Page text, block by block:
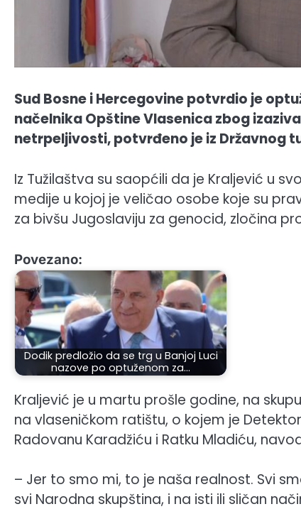
Sud Bosne i Hercegovine potvrdio je
načelnika Opštine Vlasenica zbog
netrpeljivosti, potvrđeno je iz Državnog
Iz Tužilaštva su saopćili da je Kraljević u
medije u kojoj je veličao osobe koje su
za bivšu Jugoslaviju za genocid, zločina
Povezano:
Dodik predložio da se trg u Banjoj Luci
nazove po optuženom za…
Kraljević je u martu prošle godine, na
na vlaseničkom ratištu, o kojem je
Radovanu Karadžiću i Ratku Mladiću,
– Jer to smo mi, to je naša realnost. Svi
svi Narodna skupština, i na isti ili sličan